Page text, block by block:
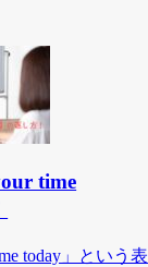
time
today」という表